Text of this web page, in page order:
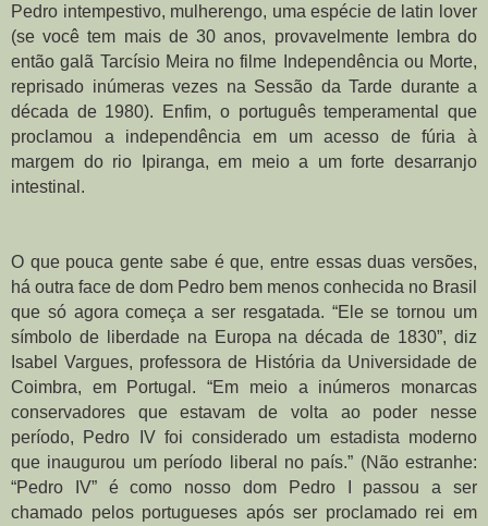
Pedro intempestivo, mulherengo, uma espécie de latin lover
(se você tem mais de 30 anos, provavelmente lembra do
então galã Tarcísio Meira no filme Independência ou Morte,
reprisado inúmeras vezes na Sessão da Tarde durante a
década de 1980). Enfim, o português temperamental que
proclamou a independência em um acesso de fúria à
margem do rio Ipiranga, em meio a um forte desarranjo
intestinal.
O que pouca gente sabe é que, entre essas duas versões,
há outra face de dom Pedro bem menos conhecida no Brasil
que só agora começa a ser resgatada. “Ele se tornou um
símbolo de liberdade na Europa na década de 1830”, diz
Isabel Vargues, professora de História da Universidade de
Coimbra, em Portugal. “Em meio a inúmeros monarcas
conservadores que estavam de volta ao poder nesse
período, Pedro IV foi considerado um estadista moderno
que inaugurou um período liberal no país.” (Não estranhe:
“Pedro IV” é como nosso dom Pedro I passou a ser
chamado pelos portugueses após ser proclamado rei em